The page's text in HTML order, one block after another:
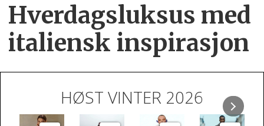
Hverdagsluksus med
italiensk inspirasjon
HØST VINTER 2026